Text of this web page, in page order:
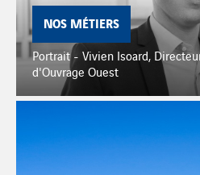
NOS MÉTIERS
Portrait - Vivien Isoard,
d'Ouvrage Ouest